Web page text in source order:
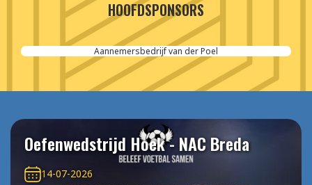
HOOFDSPONSORS
Aannemersbedrijf van der Poel
Oefenwedstrijd Hoek - NAC Breda
14-07-2026